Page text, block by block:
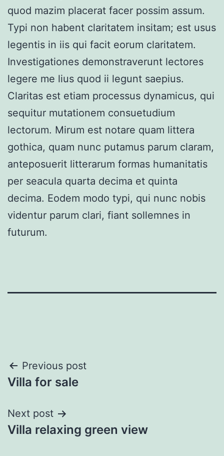
quod mazim placerat facer possim assum.
Typi non habent claritatem insitam; est usus
legentis in iis qui facit eorum claritatem.
Investigationes demonstraverunt lectores
legere me lius quod ii legunt saepius.
Claritas est etiam processus dynamicus, qui
sequitur mutationem consuetudium
lectorum. Mirum est notare quam littera
gothica, quam nunc putamus parum claram,
anteposuerit litterarum formas humanitatis
per seacula quarta decima et quinta
decima. Eodem modo typi, qui nunc nobis
videntur parum clari, fiant sollemnes in
futurum.
Post
navigation
Previous post
Villa for sale
Next post
Villa relaxing green view